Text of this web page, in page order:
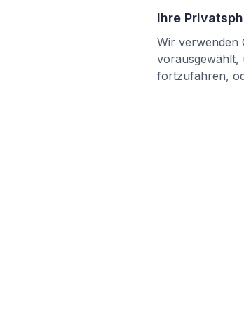
Ihre
Wir verwenden
vorausgewählt,
fortzufahren,